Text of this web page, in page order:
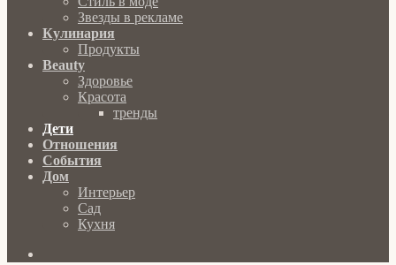
Звезды в рекламе
Кулинария
Продукты
Beauty
Здоровье
Красота
тренды
Дети
Отношения
События
Дом
Интерьер
Сад
Кухня